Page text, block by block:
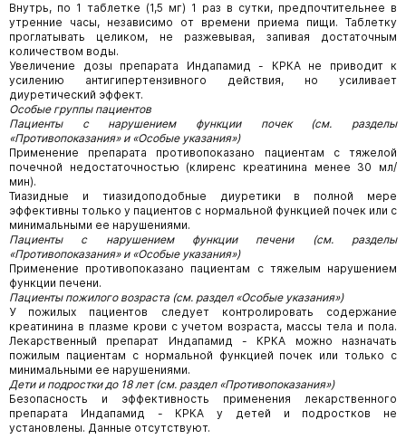
Внутрь, по 1 таблетке (1,5 мг) 1 раз в сутки, предпочтительнее в
утренние часы, независимо от времени приема пищи. Таблетку
проглатывать целиком, не разжевывая, запивая достаточным
количеством воды.
Увеличение дозы препарата Индапамид - КРКА не приводит к
усилению антигипертензивного действия, но усиливает
диуретический эффект.
Особые группы пациентов
Пациенты с нарушением функции почек (см. разделы
«Противопоказания» и «Особые указания»)
Применение препарата противопоказано пациентам с тяжелой
почечной недостаточностью (клиренс креатинина менее 30 мл/
мин).
Тиазидные и тиазидоподобные диуретики в полной мере
эффективны только у пациентов с нормальной функцией почек или с
минимальными ее нарушениями.
Пациенты с нарушением функции печени (см. разделы
«Противопоказания» и «Особые указания»)
Применение противопоказано пациентам с тяжелым нарушением
функции печени.
Пациенты пожилого возраста (см. раздел «Особые указания»)
У пожилых пациентов следует контролировать содержание
креатинина в плазме крови с учетом возраста, массы тела и пола.
Лекарственный препарат Индапамид - КРКА можно назначать
пожилым пациентам с нормальной функцией почек или только с
минимальными ее нарушениями.
Дети и подростки до 18 лет (см. раздел «Противопоказания»)
Безопасность и эффективность применения лекарственного
препарата Индапамид - КРКА у детей и подростков не
установлены. Данные отсутствуют.